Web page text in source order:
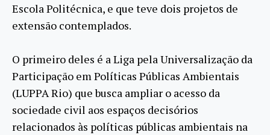
Escola Politécnica, e que teve dois projetos de
extensão contemplados.
O primeiro deles é a Liga pela Universalização da
Participação em Políticas Públicas Ambientais
(LUPPA Rio) que busca ampliar o acesso da
sociedade civil aos espaços decisórios
relacionados às políticas públicas ambientais na